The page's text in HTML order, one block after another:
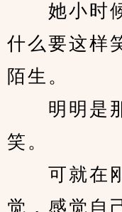
她小时候
什么要这样
陌生。
明明是那
笑。
可就在刚
觉，感觉自